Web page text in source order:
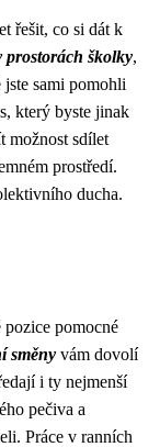
řešit, co si dát k
prostorách školky,
sami pomohli
který byste jinak
možnost sdílet
prostředí.
ducha.
pozice pomocné
směny vám dovolí
i ty nejmenší
pečiva a
Práce v ranních